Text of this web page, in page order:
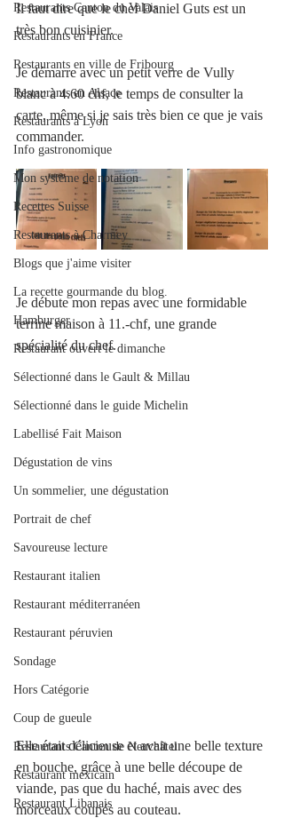
Restaurants Canton du Valais
Restaurants en France
Restaurants en ville de Fribourg
Restaurants en Alsace
Restaurants à Lyon
Info gastronomique
Mon système de notation
Recettes Suisse
Restaurants à Charmey
Blogs que j'aime visiter
La recette gourmande du blog.
Hamburger
Restaurant ouvert le dimanche
Sélectionné dans le Gault & Millau
Sélectionné dans le guide Michelin
Labellisé Fait Maison
Dégustation de vins
Un sommelier, une dégustation
Portrait de chef
Savoureuse lecture
Restaurant italien
Restaurant méditerranéen
Restaurant péruvien
Sondage
Hors Catégorie
Coup de gueule
Restaurants Canton de Neuchâtel
Restaurant mexicain
Restaurant Libanais
Il faut dire que le chef Daniel Guts est un
très bon cuisinier.
Je démarre avec un petit verre de Vully
blanc à 4.60 chf, le temps de consulter la
carte, même si je sais très bien ce que je vais
commander.
Je débute mon repas avec une formidable
terrine maison à 11.-chf, une grande
spécialité du chef.
Elle était délicieuse et avait une belle texture
en bouche, grâce à une belle découpe de
viande, pas que du haché, mais avec des
morceaux coupés au couteau.